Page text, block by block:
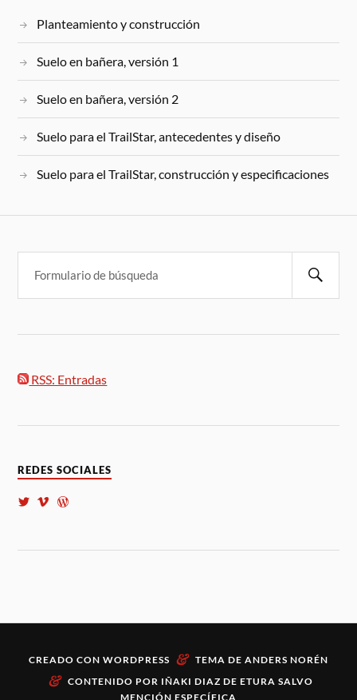
Planteamiento y construcción
Suelo en bañera, versión 1
Suelo en bañera, versión 2
Suelo para el TrailStar, antecedentes y diseño
Suelo para el TrailStar, construcción y especificaciones
RSS: Entradas
REDES SOCIALES
CREADO CON WORDPRESS & TEMA DE ANDERS NORÉN
& CONTENIDO POR IÑAKI DIAZ DE ETURA SALVO
MENCIÓN ESPECÍFICA